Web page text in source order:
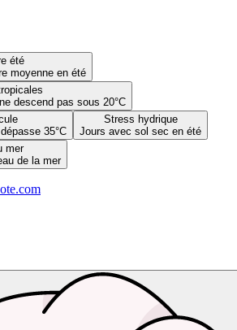
été
moyenne en été
descend pas sous 20°C
35°C
Stress hydrique
Jours avec sol sec en été
mer
de la mer